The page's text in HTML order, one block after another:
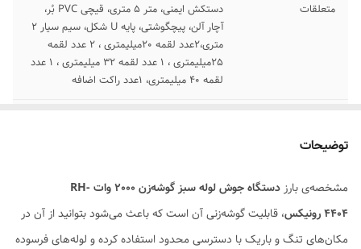
متعلقات
دستکش ایمنی، متر 5 متری، قیچی PVC بُر،
آچار آلن، پیچگوشتی، پایه U شکل، سیم سیار 2
متری،2عدد لقمه 20میلیمتری ، 2 عدد لقمه
25میلیمتری ، 1 عدد لقمه 32 میلیمتری ، 1 عدد
لقمه 40 میلیمتری، 1عدد راکت اضافه
توضیحات
مشخصه‌ی بارز دستگاه جوش لوله سبز گوشه‌زن 2000 وات
RH-
4404رونیکس، قابلیت گوشه‌زنی آن است که باعث می‌شود بتوانید از آن در
مکان‌های تنگ و باریک با دسترسی‌ محدود استفاده کرده و لوله‌های فرسوده